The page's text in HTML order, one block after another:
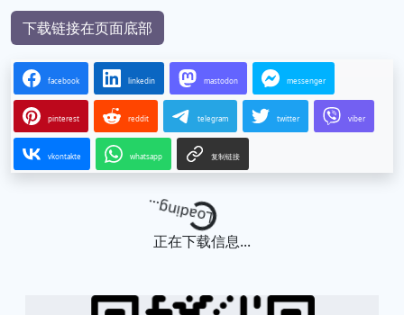
下载链接在页面底部
facebook linkedin mastodon messenger
pinterest reddit telegram twitter viber
vkontakte whatsapp 复制链接
Loading...
正在下载信息...